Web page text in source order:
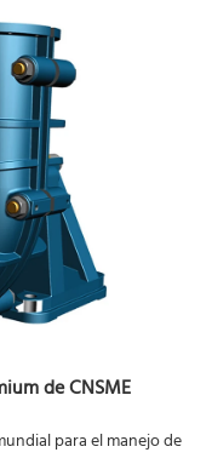
de CNSME
para el manejo de